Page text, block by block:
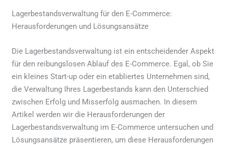
Lagerbestandsverwaltung für den E-Commerce:
Herausforderungen und Lösungsansätze
Die Lagerbestandsverwaltung ist ein entscheidender Aspekt
für den reibungslosen Ablauf des E-Commerce. Egal, ob Sie
ein kleines Start-up oder ein etabliertes Unternehmen sind,
die Verwaltung Ihres Lagerbestands kann den Unterschied
zwischen Erfolg und Misserfolg ausmachen. In diesem
Artikel werden wir die Herausforderungen der
Lagerbestandsverwaltung im E-Commerce untersuchen und
Lösungsansätze präsentieren, um diese Herausforderungen